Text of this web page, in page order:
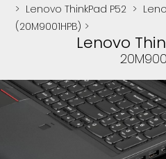
> Lenovo ThinkPad P52 >
(20M9001HPB) >
Lenovo